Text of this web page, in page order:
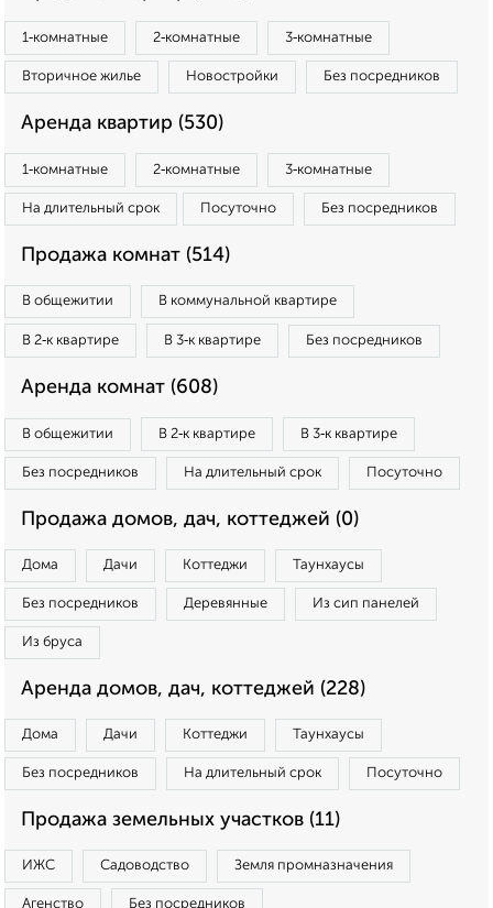
1‑комнатные 2‑комнатные 3‑комнатные
Вторичное жилье Новостройки Без посредников
Аренда квартир (530)
1‑комнатные 2‑комнатные 3‑комнатные
На длительный срок Посуточно Без посредников
Продажа комнат (514)
В общежитии В коммунальной квартире
В 2‑к квартире В 3‑к квартире Без посредников
Аренда комнат (608)
В общежитии В 2‑к квартире В 3‑к квартире
Без посредников На длительный срок Посуточно
Продажа домов, дач, коттеджей (0)
Дома Дачи Коттеджи Таунхаусы
Без посредников Деревянные Из сип панелей
Из бруса
Аренда домов, дач, коттеджей (228)
Дома Дачи Коттеджи Таунхаусы
Без посредников На длительный срок Посуточно
Продажа земельных участков (11)
ИЖС Садоводство Земля промназначения
Агенство Без посредников